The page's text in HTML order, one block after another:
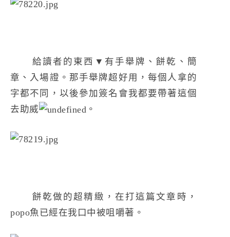
給讀者的東西▼有手舉牌、餅乾、簡
章、入場證。那手舉牌超好用，每個人拿的
字都不同，以後參加簽名會我都要帶著這個
去助威
。
餅乾做的超精緻，在打這篇文章時，
popo魚已經在我口中被咀嚼著。